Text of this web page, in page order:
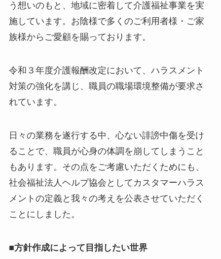
う想いのもと、地域に密着して介護福祉事業を実
施しています。お陰様で多くのご利用者様・ご家
族様からご愛顧を賜っております。
令和３年度介護報酬改定において、ハラスメント
対策の強化を講じ、職員の職場環境整備が要求さ
れています。
日々の業務を遂行する中、心ない誹謗中傷を受け
ることで、職員が心身の体調を崩してしまうこと
もあります。その点をご考慮いただくためにも、
社会福祉法人ヘルプ協会としてカスタマーハラス
メントの定義と我々の考えを公表させていただく
ことにしました。
■方針作成によって目指したい世界